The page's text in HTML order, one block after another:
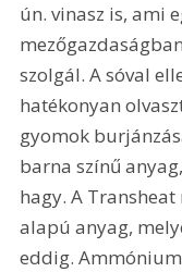
ún. vinasz is, ami
szolgál. A sóval
hatékonyan
gyomok
barna színű
hagy. A
alapú anyag,
eddig.